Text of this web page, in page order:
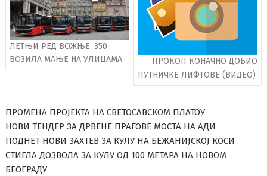
ЛЕТЊИ РЕД ВОЖЊЕ, 350
ВОЗИЛА МАЊЕ НА УЛИЦАМА
ПРОКОП КОНАЧНО ДОБИО
ПУТНИЧКЕ ЛИФТОВЕ (ВИДЕО)
ПРОМЕНА ПРОЈЕКТА НА СВЕТОСАВСКОМ ПЛАТОУ
НОВИ ТЕНДЕР ЗА ДРВЕНЕ ПРАГОВЕ МОСТА НА АДИ
ПОДНЕТ НОВИ ЗАХТЕВ ЗА КУЛУ НА БЕЖАНИЈСКОЈ КОСИ
СТИГЛА ДОЗВОЛА ЗА КУЛУ ОД 100 МЕТАРА НА НОВОМ
БЕОГРАДУ